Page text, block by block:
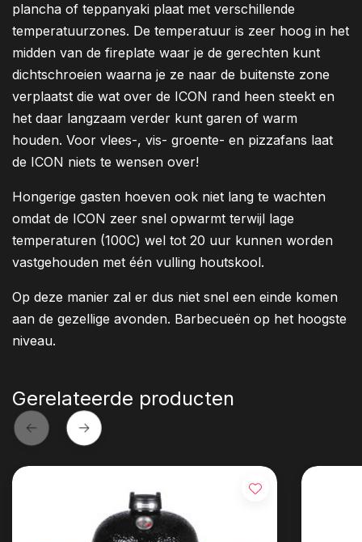
plancha of teppanyaki plaat met verschillende
temperatuurzones. De temperatuur is zeer hoog in het
midden van de fireplate waar je de gerechten kunt
dichtschroeien waarna je ze naar de buitenste zone
verplaatst die wat over de ICON rand heen steekt en
het daar langzaam verder kunt garen of warm
houden. Voor vlees-, vis- groente- en pizzafans laat
de ICON niets te wensen over!
Hongerige gasten hoeven ook niet lang te wachten
omdat de ICON zeer snel opwarmt terwijl lage
temperaturen (100C) wel tot 20 uur kunnen worden
vastgehouden met één vulling houtskool.
Op deze manier zal er dus niet snel een einde komen
aan de gezellige avonden. Barbecueën op het hoogste
niveau.
Gerelateerde producten